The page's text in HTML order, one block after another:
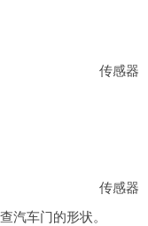
车门的形状。